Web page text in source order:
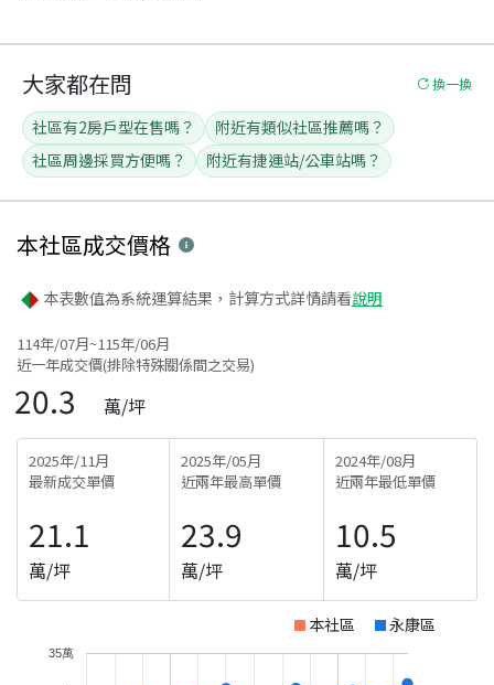
大家都在問 換一換
社區有2房戶型在售嗎？
附近有類似社區推薦嗎？
社區周邊採買方便嗎？
附近有捷運站/公車站嗎？
本社區成交價格
本表數值為系統運算結果，計算方式詳情請看說明
114年/07月~115年/06月
近一年成交價(排除特殊關係間之交易)
20.3 萬/坪
2025年/11月
最新成交單價
21.1
萬/坪
2025年/05月
近兩年最高單價
23.9
萬/坪
2024年/08月
近兩年最低單價
10.5
萬/坪
本社區 永康區
35萬